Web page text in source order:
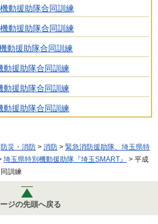
動援助隊合同訓練
動援助隊合同訓練
動援助隊合同訓練
動援助隊合同訓練
動援助隊合同訓練
動援助隊合同訓練
防災・消防 > 消防 > 緊急消防援助隊、埼玉県特
埼玉県特別機動援助隊『埼玉SMART』
> 平成
訓練
ジの先頭へ戻る